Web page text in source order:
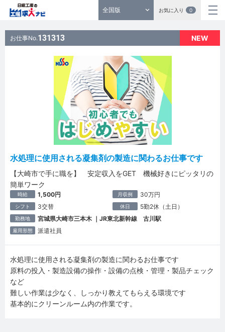
全国版 お気に入り 0
NEW
お仕事No.131313
水処理に使用される凝集剤の製造に関わるお仕事です
【大崎市で手に職を】 安定収入をGET 機械好きにピッタリの
簡単ワーク
時給 1,500円 月収例 30万円
シフト 3交替 休日 5勤2休（土日）
勤務地 宮城県大崎市三本木 ｜JR東北新幹線 古川駅
雇用形態 派遣社員
水処理に使用される凝集剤の製造に関わるお仕事です
原料の投入・製造設備の操作・設備の点検・管理・製品チェック
など
難しい作業は少なく、しっかり教えてもらえる環境です
基本的にクリーンルーム内の作業です。